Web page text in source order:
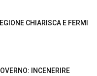
CHIARISCA E FERMI
INCENERIRE